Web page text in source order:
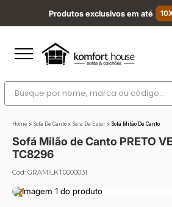
Produtos exclusivos em até
Busque por nome, marca ou código...
Home > Sofá De Canto > Sala De Estar > Sofá Milão De Canto
Sofá Milão de Canto PRETO
TC8296
Cód: GRAMILKT0000031
‹
2º
sofá
3º
sofá retrátil
4º
sofá cama